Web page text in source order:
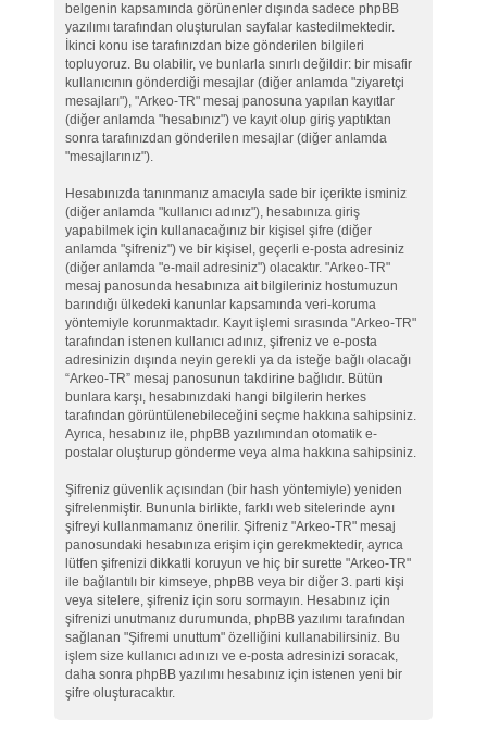
belgenin kapsamında görünenler dışında sadece phpBB
yazılımı tarafından oluşturulan sayfalar kastedilmektedir.
İkinci konu ise tarafınızdan bize gönderilen bilgileri
topluyoruz. Bu olabilir, ve bunlarla sınırlı değildir: bir misafir
kullanıcının gönderdiği mesajlar (diğer anlamda "ziyaretçi
mesajları"), "Arkeo-TR" mesaj panosuna yapılan kayıtlar
(diğer anlamda "hesabınız") ve kayıt olup giriş yaptıktan
sonra tarafınızdan gönderilen mesajlar (diğer anlamda
"mesajlarınız").
Hesabınızda tanınmanız amacıyla sade bir içerikte isminiz
(diğer anlamda "kullanıcı adınız"), hesabınıza giriş
yapabilmek için kullanacağınız bir kişisel şifre (diğer
anlamda "şifreniz") ve bir kişisel, geçerli e-posta adresiniz
(diğer anlamda "e-mail adresiniz") olacaktır. "Arkeo-TR"
mesaj panosunda hesabınıza ait bilgileriniz hostumuzun
barındığı ülkedeki kanunlar kapsamında veri-koruma
yöntemiyle korunmaktadır. Kayıt işlemi sırasında "Arkeo-TR"
tarafından istenen kullanıcı adınız, şifreniz ve e-posta
adresinizin dışında neyin gerekli ya da isteğe bağlı olacağı
“Arkeo-TR” mesaj panosunun takdirine bağlıdır. Bütün
bunlara karşı, hesabınızdaki hangi bilgilerin herkes
tarafından görüntülenebileceğini seçme hakkına sahipsiniz.
Ayrıca, hesabınız ile, phpBB yazılımından otomatik e-
postalar oluşturup gönderme veya alma hakkına sahipsiniz.
Şifreniz güvenlik açısından (bir hash yöntemiyle) yeniden
şifrelenmiştir. Bununla birlikte, farklı web sitelerinde aynı
şifreyi kullanmamanız önerilir. Şifreniz "Arkeo-TR" mesaj
panosundaki hesabınıza erişim için gerekmektedir, ayrıca
lütfen şifrenizi dikkatli koruyun ve hiç bir surette "Arkeo-TR"
ile bağlantılı bir kimseye, phpBB veya bir diğer 3. parti kişi
veya sitelere, şifreniz için soru sormayın. Hesabınız için
şifrenizi unutmanız durumunda, phpBB yazılımı tarafından
sağlanan "Şifremi unuttum" özelliğini kullanabilirsiniz. Bu
işlem size kullanıcı adınızı ve e-posta adresinizi soracak,
daha sonra phpBB yazılımı hesabınız için istenen yeni bir
şifre oluşturacaktır.